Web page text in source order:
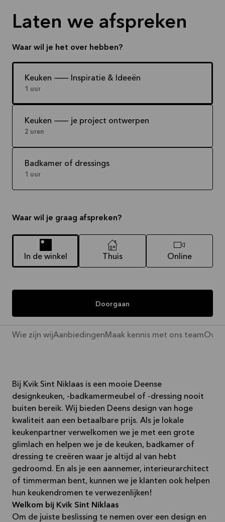
Laten we afspreken
Waar wil je het over hebben?
Keuken -- Inspiratie & Ideeën
1 uur
Keuken -- je project ontwerpen
2 uren
Badkamer of dressings
1 uur
Waar wil je graag afspreken?
In de winkel Thuis Online
Doorgaan
Wie zijn wijAanbiedingen Maak kennis met ons teamOver
Bij Kvik Sint Niklaas is een mooie Deense
designkeuken, -badkamermeubel of -dressing nooit
buiten bereik. Wij bieden Deens design van hoge
kwaliteit aan een betaalbare prijs. Als je lokale
keukenpartner verwelkomen we je met een grote
glimlach en helpen we je de keuken, badkamer of
dressing te creëren waar je altijd al van hebt
gedroomd. En als je een aannemer, interieurarchitect
of timmerman bent, kunnen we je klanten ook helpen
hun keukendromen te verwezenlijken!
Welkom bij Kvik Sint Niklaas
Om de juiste beslissing te nemen over een design en